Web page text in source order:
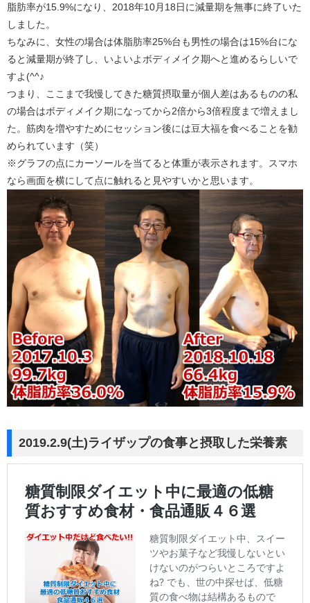
脂肪率が15.9%になり、2018年10月18日に減量期を無事に終了いた
しました。
ちなみに、女性の場合は体脂肪率25%台も男性の場合は15%台にな
ると減量期が終了し、いよいよボディメイク期へと進めるらしいで
すよ(^^♪
つまり、ここまで我慢してきた糖質摂取量が個人差はあるものの私
の場合はボディメイク期になってから2倍から3倍程度まで増えまし
た。筋肉を増やすためにセッション後には豆大福を食べることを勧
められています（笑）
※グラフの点にカーソールを当てると体重が表示されます。スマホ
なら画面を横にして点に触れると見やすいかと思います。
2019.2.9(土)ライザップの食事と摂取した栄養素